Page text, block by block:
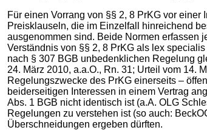
Für einen Vorrang von §§ 2, 8 PrKG vor
Preisklauseln, die im Einzelfall hinreichend
ausgenommen sind. Beide Normen erfassen
Verständnis von §§ 2, 8 PrKG als lex
nach § 307 BGB unbedenklichen Regelung
24. März 2010, a.a.O., Rn. 31; Urteil vom 14.
Regelungszwecke des PrKG einerseits –
beiderseitigen Interessen in einem Vertrag
Abs. 1 BGB nicht identisch ist (a.A. OLG
Regelungen zu verstehen ist (so auch:
Überschneidungen ergeben dürften.